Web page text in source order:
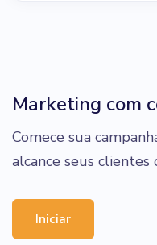
Marketing com
Comece sua
alcance seus clientes
Iniciar